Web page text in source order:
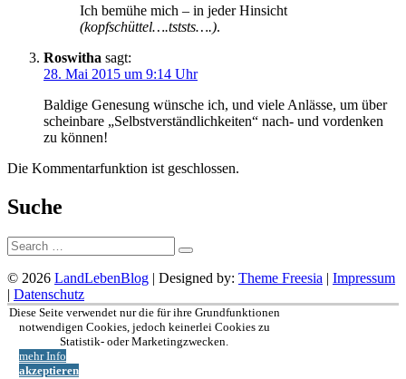
Ich bemühe mich – in jeder Hinsicht
(kopfschüttel….tststs….).
Roswitha sagt:
28. Mai 2015 um 9:14 Uhr
Baldige Genesung wünsche ich, und viele Anlässe, um über
scheinbare „Selbstverständlichkeiten“ nach- und vordenken
zu können!
Die Kommentarfunktion ist geschlossen.
Suche
Suche:
© 2026 LandLebenBlog | Designed by: Theme Freesia | Impressum
| Datenschutz
Nach
oben
Diese Seite verwendet nur die für ihre Grundfunktionen
notwendigen Cookies, jedoch keinerlei Cookies zu
Statistik- oder Marketingzwecken.
mehr Info
akzeptieren